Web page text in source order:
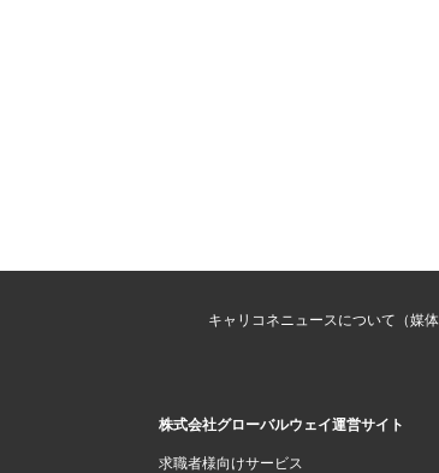
キャリコネニュースについて（媒体
株式会社グローバルウェイ運営サイト
求職者様向けサービス